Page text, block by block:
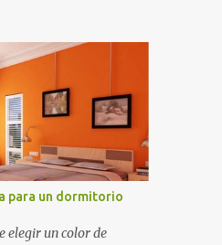
utilizar en variedad
para tareas
juegos infantiles
los cumpleaños
cosas.
para un dormitorio
elegir un color de